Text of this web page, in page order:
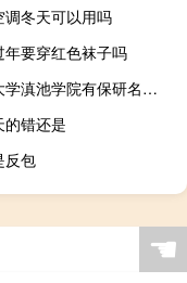
调冬天可以用吗
年要穿红色袜子吗
云南大学滇池学院有保研名额吗
的错还是
反包
☚